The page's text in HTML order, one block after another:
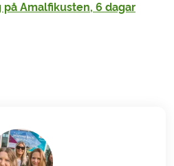
på Amalfikusten, 6 dagar